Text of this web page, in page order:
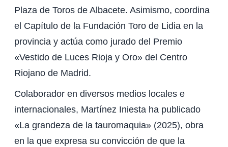
Plaza de Toros de Albacete. Asimismo, coordina
el Capítulo de la Fundación Toro de Lidia en la
provincia y actúa como jurado del Premio
«Vestido de Luces Rioja y Oro» del Centro
Riojano de Madrid.
Colaborador en diversos medios locales e
internacionales, Martínez Iniesta ha publicado
«La grandeza de la tauromaquia» (2025), obra
en la que expresa su convicción de que la